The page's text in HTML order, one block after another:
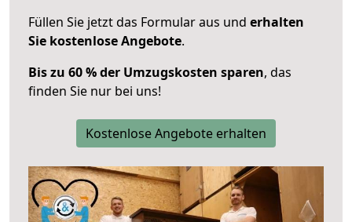
Füllen Sie jetzt das Formular aus und erhalten
Sie kostenlose Angebote.
Bis zu 60 % der Umzugskosten sparen, das
finden Sie nur bei uns!
Kostenlose Angebote erhalten